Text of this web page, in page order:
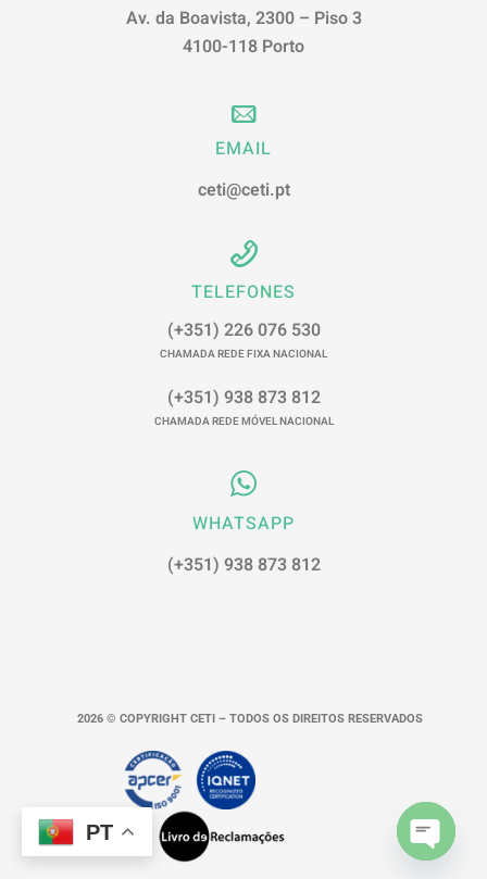
Av. da Boavista, 2300 – Piso 3
4100-118 Porto
EMAIL
ceti@ceti.pt
TELEFONES
(+351) 226 076 530
CHAMADA REDE FIXA NACIONAL
(+351) 938 873 812
CHAMADA REDE MÓVEL NACIONAL
WHATSAPP
(+351) 938 873 812
2026 © COPYRIGHT CETI – TODOS OS DIREITOS RESERVADOS
PT